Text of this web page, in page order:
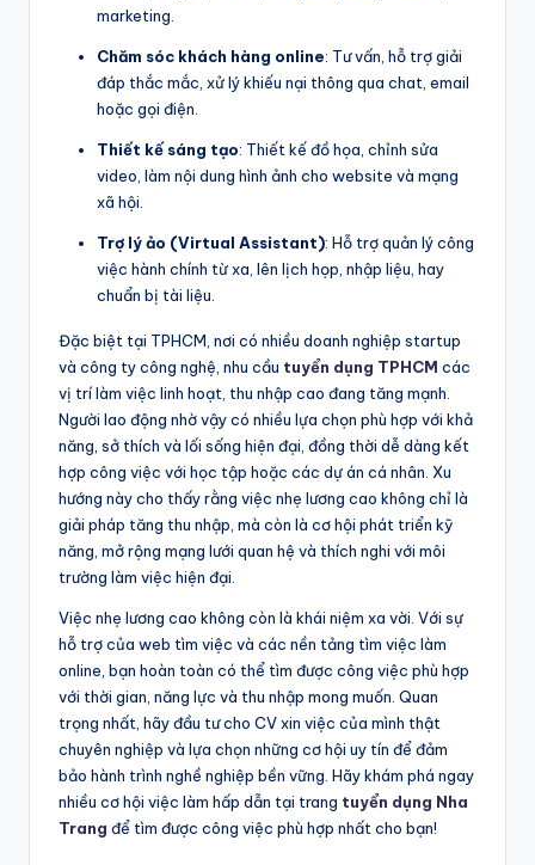
marketing.
Chăm sóc khách hàng online: Tư vấn, hỗ trợ giải
đáp thắc mắc, xử lý khiếu nại thông qua chat, email
hoặc gọi điện.
Thiết kế sáng tạo: Thiết kế đồ họa, chỉnh sửa
video, làm nội dung hình ảnh cho website và mạng
xã hội.
Trợ lý ảo (Virtual Assistant): Hỗ trợ quản lý công
việc hành chính từ xa, lên lịch họp, nhập liệu, hay
chuẩn bị tài liệu.
Đặc biệt tại TPHCM, nơi có nhiều doanh nghiệp startup
và công ty công nghệ, nhu cầu tuyển dụng TPHCM các
vị trí làm việc linh hoạt, thu nhập cao đang tăng mạnh.
Người lao động nhờ vậy có nhiều lựa chọn phù hợp với khả
năng, sở thích và lối sống hiện đại, đồng thời dễ dàng kết
hợp công việc với học tập hoặc các dự án cá nhân. Xu
hướng này cho thấy rằng việc nhẹ lương cao không chỉ là
giải pháp tăng thu nhập, mà còn là cơ hội phát triển kỹ
năng, mở rộng mạng lưới quan hệ và thích nghi với môi
trường làm việc hiện đại.
Việc nhẹ lương cao không còn là khái niệm xa vời. Với sự
hỗ trợ của web tìm việc và các nền tảng tìm việc làm
online, bạn hoàn toàn có thể tìm được công việc phù hợp
với thời gian, năng lực và thu nhập mong muốn. Quan
trọng nhất, hãy đầu tư cho CV xin việc của mình thật
chuyên nghiệp và lựa chọn những cơ hội uy tín để đảm
bảo hành trình nghề nghiệp bền vững. Hãy khám phá ngay
nhiều cơ hội việc làm hấp dẫn tại trang tuyển dụng Nha
Trang để tìm được công việc phù hợp nhất cho bạn!